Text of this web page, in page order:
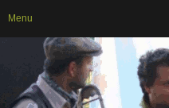
Menu